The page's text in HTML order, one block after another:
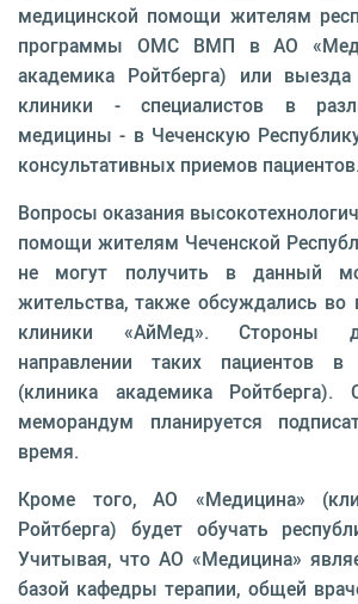
медицинской помощи жителям
программы ОМС ВМП в АО
академика Ройтберга) или
клиники - специалистов в
медицины - в Чеченскую
консультативных приемов пациентов.
Вопросы оказания
помощи жителям Чеченской
не могут получить в данный
жительства, также обсуждались во
клиники «АйМед». Стороны
направлении таких пациентов
(клиника академика Ройтберга).
меморандум планируется
время.
Кроме того, АО «Медицина»
Ройтберга) будет обучать
Учитывая, что АО «Медицина»
базой кафедры терапии, общей